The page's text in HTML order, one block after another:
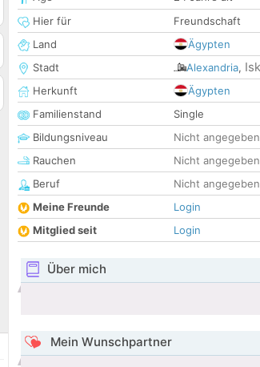
Hier für
Freundschaft
Land
Ägypten
Stadt
Alexandria,
Herkunft
Ägypten
Familienstand
Single
Bildungsniveau
Nicht angegeben
Rauchen
Nicht angegeben
Beruf
Nicht angegeben
Meine Freunde
Login
Mitglied seit
Login
Über mich
Mein Wunschpartner